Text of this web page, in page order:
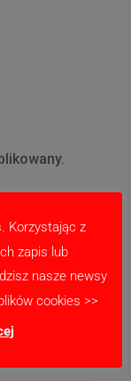
Korzystając z
zapis lub
nasze newsy
cookies >>